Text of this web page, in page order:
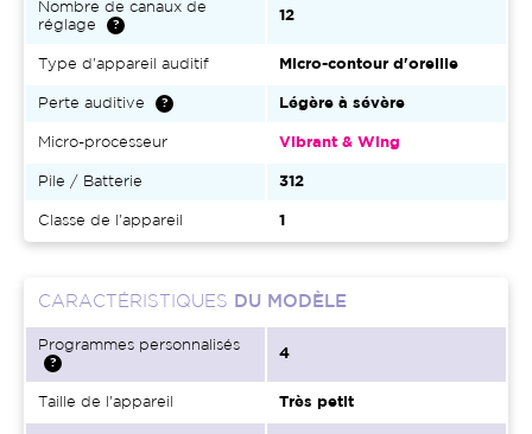
Nombre de canaux de
réglage
12
Type d'appareil auditif Micro-contour d'oreille
Perte auditive Légère à sévère
Micro-processeur Vibrant & Wing
Pile / Batterie 312
Classe de l'appareil 1
CARACTÉRISTIQUES DU MODÈLE
Programmes personnalisés
4
Taille de l'appareil Très petit